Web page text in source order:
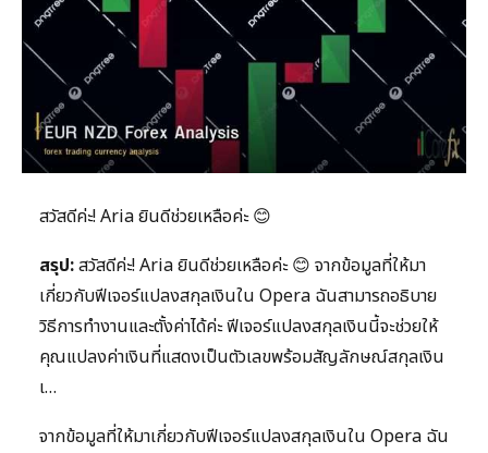
สวัสดีค่ะ! Aria ยินดีช่วยเหลือค่ะ 😊
สรุป:สวัสดีค่ะ! Aria ยินดีช่วยเหลือค่ะ 😊 จากข้อมูลที่ให้มา
เกี่ยวกับฟีเจอร์แปลงสกุลเงินใน Opera ฉันสามารถอธิบาย
วิธีการทำงานและตั้งค่าได้ค่ะ ฟีเจอร์แปลงสกุลเงินนี้จะช่วยให้
คุณแปลงค่าเงินที่แสดงเป็นตัวเลขพร้อมสัญลักษณ์สกุลเงิน
เ…
จากข้อมูลที่ให้มาเกี่ยวกับฟีเจอร์แปลงสกุลเงินใน Opera ฉัน